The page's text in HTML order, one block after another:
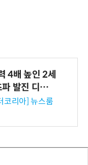
4배 높인 2세
발진 디바이
코리아] 뉴스룸